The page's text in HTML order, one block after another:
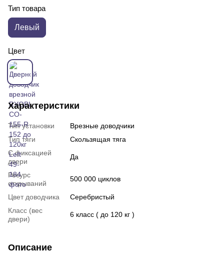
Тип товара
Левый
Цвет
Характеристики
Тип установки
Врезные доводчики
Тип тяги
Скользящая тяга
С фиксацией
двери
Да
Ресурс
открываний
500 000 циклов
Цвет доводчика
Серебристый
Класс (вес
двери)
6 класс ( до 120 кг )
Описание